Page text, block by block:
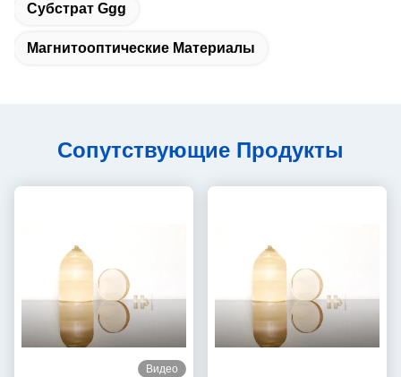
Субстрат Ggg
Магнитооптические Материалы
Сопутствующие Продукты
Видео